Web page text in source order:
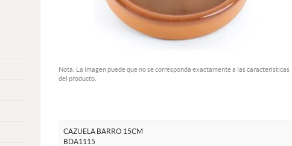
Nota: La imagen puede que no se corresponda exactamente a las características
del producto.
CAZUELA BARRO 15CM
BDA1115